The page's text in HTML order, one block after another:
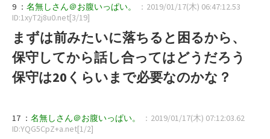
9 ： 名無しさん＠お腹いっぱい。
：2019/01/17(木) 06:47:12.53
ID:1xyT2j8u0.net[3/19]
まずは前みたいに落ちると困るから、
保守してから話し合ってはどうだろう
保守は20くらいまで必要なのかな？
17 ： 名無しさん＠お腹いっぱい。
：2019/01/17(木) 07:12:03.62
ID:YQG5CpZ+a.net[1/2]